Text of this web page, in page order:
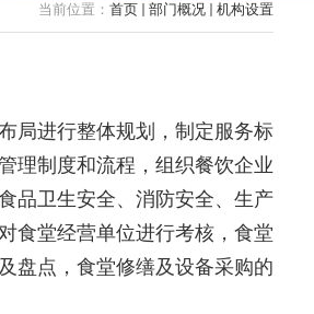
当前位置： 首页 部门概况 机构设置
局进行整体规划，制定服务标
理制度和流程，组织餐饮企业
品卫生安全、消防安全、生产
食堂经营单位进行考核，食堂
盘点，食堂修缮及设备采购的